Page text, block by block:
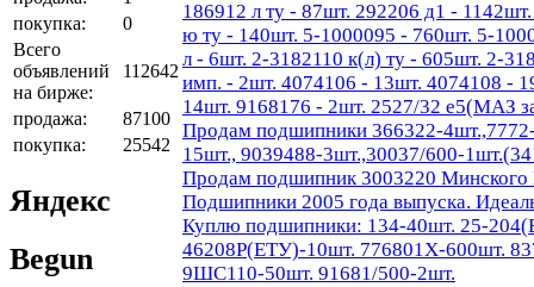
покупка:
0
Всего
объявлений
на бирже:
112642
продажа:
87100
покупка:
25542
Яндекс
Begun
186912 л ту - 87шт. 292206 д1 -
ю ту - 140шт. 5-1000095 - 760шт. 5-
л - 6шт. 2-3182110 к(л) ту - 605шт. 2-
имп. - 2шт. 4074106 - 13шт. 4074108 -
14шт. 9168176 - 2шт. 2527/32 е5(МАЗ
Продам подшипники 366322-
15шт., 9039488-3шт.,30037/600-
Продам подшипник 3003220 Минского
Подшипники 2005 года выпуска.
Куплю подшипники: 134-40шт. 25-
46208Р(ЕТУ)-10шт. 776801Х-600шт.
9ШС110-50шт. 91681/500-2шт.